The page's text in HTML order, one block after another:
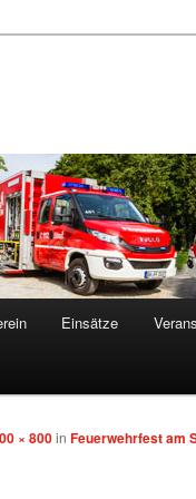
Einsätze
× 800in Feuerwehrfest am